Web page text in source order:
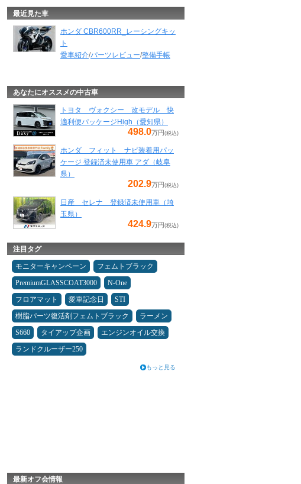
最近見た車
ホンダ CBR600RR_レーシングキッ
ト
愛車紹介/パーツレビュー/整備手帳
あなたにオススメの中古車
トヨタ ヴォクシー 改モデル 快
適利便パッケージHigh（愛知県）
498.0万円(税込)
ホンダ フィット ナビ装着用パッ
ケージ 登録済未使用車 アダ（岐阜
県）
202.9万円(税込)
日産 セレナ 登録済未使用車（埼
玉県）
424.9万円(税込)
注目タグ
モニターキャンペーン
フェムトブラック
PremiumGLASSCOAT3000
N-One
フロアマット
愛車記念日
STI
樹脂パーツ復活剤フェムトブラック
ラーメン
S660
タイアップ企画
エンジンオイル交換
ランドクルーザー250
もっと見る
最新オフ会情報